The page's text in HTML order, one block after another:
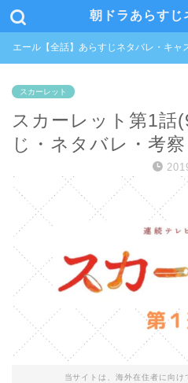
朝ドラあらすじ
エール【全話】あらすじネタバレ・キャ
スカーレット
スカーレット第1話
じ・ネタバレ・考察
当サイトは、海外在住者に向け